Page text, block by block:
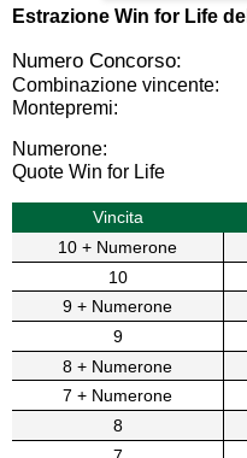
Estrazione Win for Life del
Numero Concorso:
Combinazione vincente:
Montepremi:
Numerone:
Quote Win for Life
Vincita
10 + Numerone
10
9 + Numerone
9
8 + Numerone
7 + Numerone
8